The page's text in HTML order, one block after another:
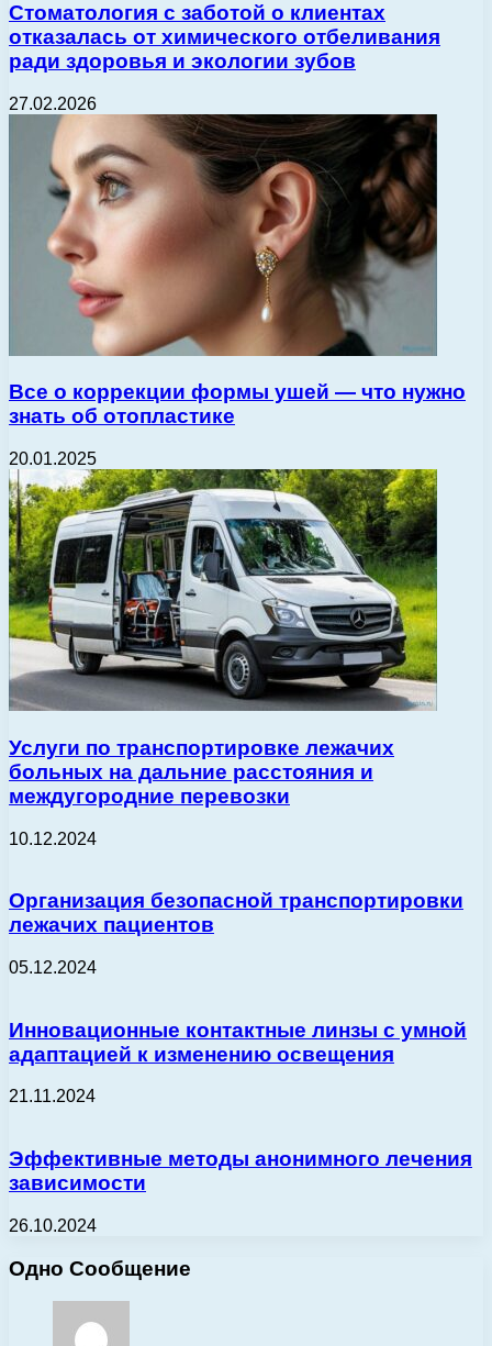
Стоматология с заботой о клиентах
отказалась от химического отбеливания
ради здоровья и экологии зубов
27.02.2026
Все о коррекции формы ушей — что нужно
знать об отопластике
20.01.2025
Услуги по транспортировке лежачих
больных на дальние расстояния и
междугородние перевозки
10.12.2024
Организация безопасной транспортировки
лежачих пациентов
05.12.2024
Инновационные контактные линзы с умной
адаптацией к изменению освещения
21.11.2024
Эффективные методы анонимного лечения
зависимости
26.10.2024
Одно Сообщение